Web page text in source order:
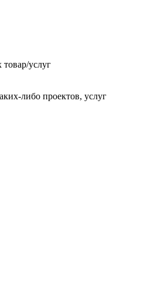
услуг
либо проектов, услуг